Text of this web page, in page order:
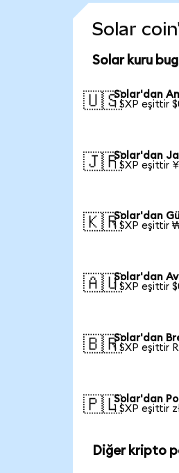
Solar
Solar kuru
🇺🇸Solar'dan
1 SXP eşittir
🇯🇵Solar'dan
1 SXP eşittir
🇰🇷Solar'dan
1 SXP eşittir
🇦🇺Solar'dan
1 SXP eşittir
🇧🇷Solar'dan
1 SXP eşittir
🇵🇱Solar'dan
1 SXP eşittir
Diğer kripto